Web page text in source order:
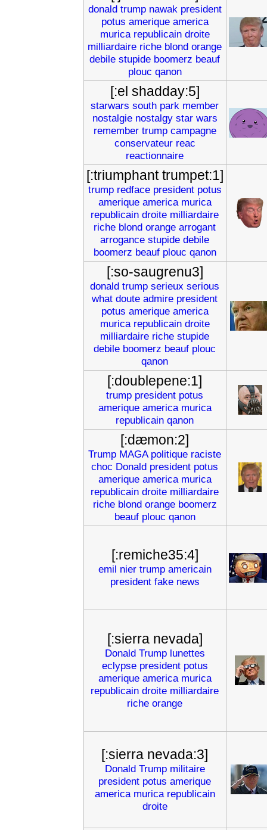
donald trump nawak president
potus amerique america
murica republicain droite
milliardaire riche blond orange
debile stupide boomerz beauf
plouc qanon
[:el shadday:5]
starwars south park member
nostalgie nostalgy star wars
remember trump campagne
conservateur reac
reactionnaire
[:triumphant trumpet:1]
trump redface president potus
amerique america murica
republicain droite milliardaire
riche blond orange arrogant
arrogance stupide debile
boomerz beauf plouc qanon
[:so-saugrenu3]
donald trump serieux serious
what doute admire president
potus amerique america
murica republicain droite
milliardaire riche stupide
debile boomerz beauf plouc
qanon
[:doublepene:1]
trump president potus
amerique america murica
republicain qanon
[:dæmon:2]
Trump MAGA politique raciste
choc Donald president potus
amerique america murica
republicain droite milliardaire
riche blond orange boomerz
beauf plouc qanon
[:remiche35:4]
emil nier trump americain
president fake news
[:sierra nevada]
Donald Trump lunettes
eclypse president potus
amerique america murica
republicain droite milliardaire
riche orange
[:sierra nevada:3]
Donald Trump militaire
president potus amerique
america murica republicain
droite